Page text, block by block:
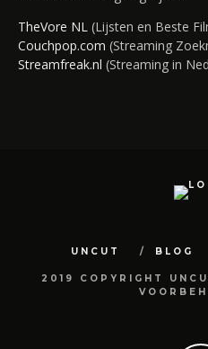
TheVore NL (Lijsten en Beste
Couchpop.com (Streaming
Streamfreak.nl (Streaming in
UNCUT BLOG
2019 COPYRIGHT